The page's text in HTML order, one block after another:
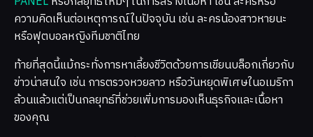
ความคิดเห็นต่อเหตุการณ์ในปัจจุบัน เช่น ละครน้องสาวหายนะ
หรือฟุตบอลหญิงทีมชาติไทย
ท้ายที่สุดนี้แม้กระทั่งการหาเลี้ยงชีวิตด้วยการเขียนบล็อกเกี่ยวกับ
ข่าวน่าสนใจ เช่น การตรวจหวยลาว หรือวันหยุดพิเศษในอเมริกา
ล้วนแล้วแต่เป็นกลยุทธ์ที่ช่วยเพิ่มการมองเห็นธุรกิจและเนื้อหา
ของคุณ